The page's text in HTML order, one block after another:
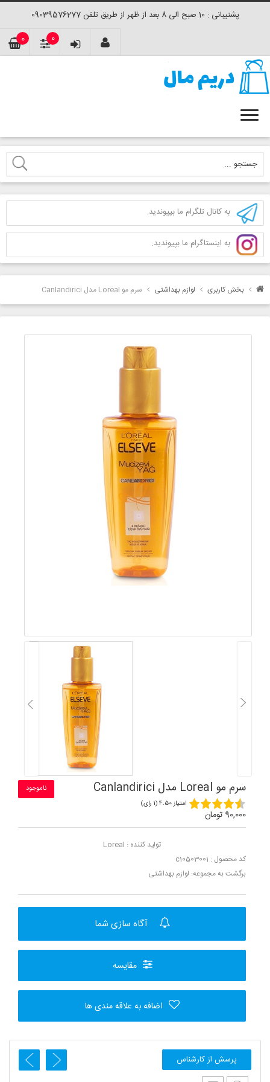
پشتیبانی : 10 صبح الی 8 بعد از ظهر از طریق تلفن 09039576277
0 0
به کانال تلگرام ما بپیوندید.
به اینستاگرام ما بپیوندید.
بخش کاربری لوازم بهداشتی سرم مو Loreal مدل Canlandirici
سرم مو Loreal مدل Canlandirici ناموجود
امتیاز 4.50 (1 رای)
90,000 تومان
تولید کننده : Loreal
کد محصول : c10503001
برگشت به مجموعه: لوازم بهداشتی
آگاه سازی شما
مقایسه
اضافه به علاقه مندی ها
پرسش از کارشناس